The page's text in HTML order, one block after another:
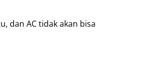
dan AC tidak akan bisa